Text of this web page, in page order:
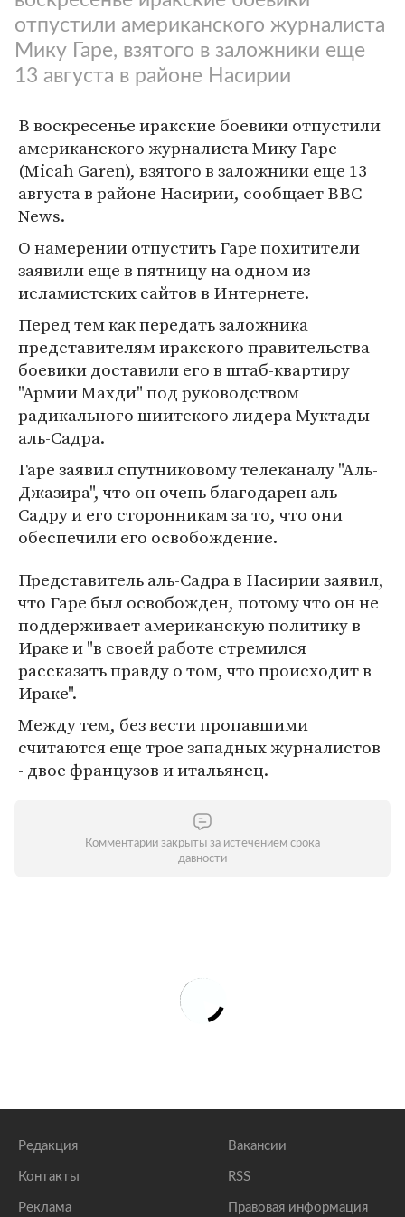
отпустили американского журналиста
Мику Гаре, взятого в заложники еще
13 августа в районе Насирии
В воскресенье иракские боевики отпустили
американского журналиста Мику Гаре
(Micah Garen), взятого в заложники еще 13
августа в районе Насирии, сообщает BBC
News.
О намерении отпустить Гаре похитители
заявили еще в пятницу на одном из
исламистских сайтов в Интернете.
Перед тем как передать заложника
представителям иракского правительства
боевики доставили его в штаб-квартиру
"Армии Махди" под руководством
радикального шиитского лидера Муктады
аль-Садра.
Гаре заявил спутниковому телеканалу "Аль-
Джазира", что он очень благодарен аль-
Садру и его сторонникам за то, что они
обеспечили его освобождение.
Представитель аль-Садра в Насирии заявил,
что Гаре был освобожден, потому что он не
поддерживает американскую политику в
Ираке и "в своей работе стремился
рассказать правду о том, что происходит в
Ираке".
Между тем, без вести пропавшими
считаются еще трое западных журналистов
- двое французов и итальянец.
Комментарии закрыты за истечением срока
давности
Редакция
Контакты
Реклама
Вакансии
RSS
Правовая информация